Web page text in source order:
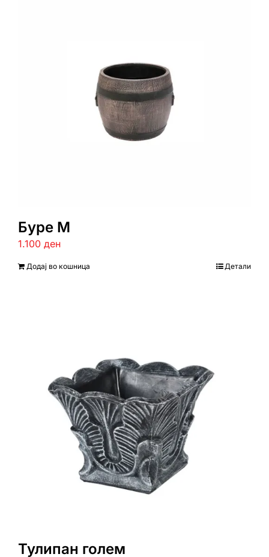
Буре М
1.100 ден
Додај во кошница Детали
Тулипан голем